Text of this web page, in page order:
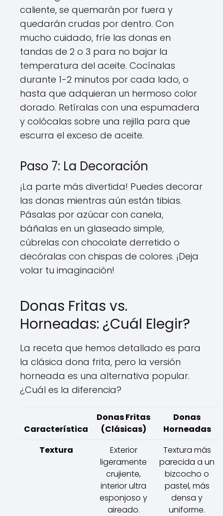
caliente, se quemarán por fuera y
quedarán crudas por dentro. Con
mucho cuidado, fríe las donas en
tandas de 2 o 3 para no bajar la
temperatura del aceite. Cocínalas
durante 1-2 minutos por cada lado, o
hasta que adquieran un hermoso color
dorado. Retíralas con una espumadera
y colócalas sobre una rejilla para que
escurra el exceso de aceite.
Paso 7: La Decoración
¡La parte más divertida! Puedes decorar
las donas mientras aún están tibias.
Pásalas por azúcar con canela,
báñalas en un glaseado simple,
cúbrelas con chocolate derretido o
decóralas con chispas de colores. ¡Deja
volar tu imaginación!
Donas Fritas vs.
Horneadas: ¿Cuál Elegir?
La receta que hemos detallado es para
la clásica dona frita, pero la versión
horneada es una alternativa popular.
¿Cuál es la diferencia?
Característica
Donas Fritas
(Clásicas)
Donas
Horneadas
Textura
Exterior
ligeramente
crujiente,
interior ultra
esponjoso y
aireado.
Textura más
parecida a un
bizcocho o
pastel, más
densa y
uniforme.